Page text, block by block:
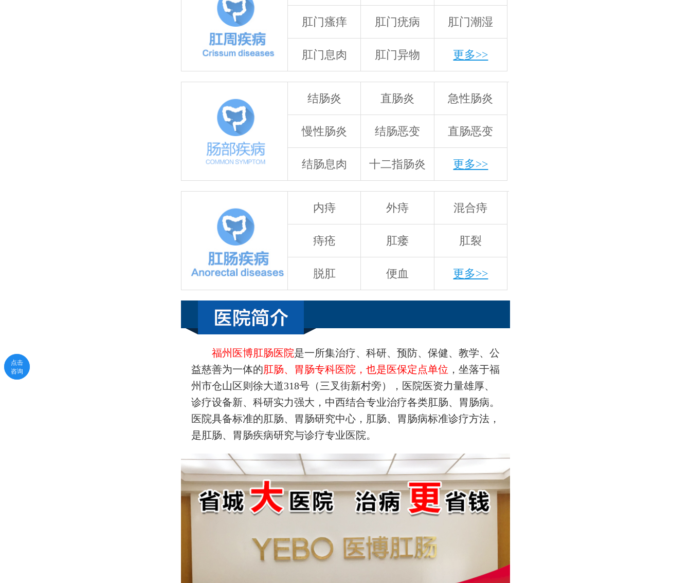
肛门瘙痒 肛门疣病 肛门潮湿
肛门息肉 肛门异物 更多>>
结肠炎 直肠炎 急性肠炎
慢性肠炎 结肠恶变 直肠恶变
结肠息肉 十二指肠炎 更多>>
内痔 外痔 混合痔
痔疮 肛瘘 肛裂
脱肛 便血 更多>>
福州医博肛肠医院是一所集治疗、科研、预防、保健、教学、公
益慈善为一体的肛肠、胃肠专科医院，也是医保定点单位 ，坐落于福
州市仓山区则徐大道318号（三叉街新村旁），医院医资力量雄厚、
诊疗设备新、科研实力强大，中西结合专业治疗各类肛肠、胃肠病。
医院具备标准的肛肠、胃肠研究中心，肛肠、胃肠病标准诊疗方法，
是肛肠、胃肠疾病研究与诊疗专业医院。
点击
咨询
点击
咨询